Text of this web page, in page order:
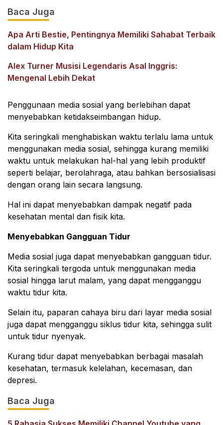
Baca Juga
Apa Arti Bestie, Pentingnya Memiliki Sahabat Terbaik
dalam Hidup Kita
Alex Turner Musisi Legendaris Asal Inggris:
Mengenal Lebih Dekat
Penggunaan media sosial yang berlebihan dapat
menyebabkan ketidakseimbangan hidup.
Kita seringkali menghabiskan waktu terlalu lama untuk
menggunakan media sosial, sehingga kurang memiliki
waktu untuk melakukan hal-hal yang lebih produktif
seperti belajar, berolahraga, atau bahkan bersosialisasi
dengan orang lain secara langsung.
Hal ini dapat menyebabkan dampak negatif pada
kesehatan mental dan fisik kita.
Menyebabkan Gangguan Tidur
Media sosial juga dapat menyebabkan gangguan tidur.
Kita seringkali tergoda untuk menggunakan media
sosial hingga larut malam, yang dapat mengganggu
waktu tidur kita.
Selain itu, paparan cahaya biru dari layar media sosial
juga dapat mengganggu siklus tidur kita, sehingga sulit
untuk tidur nyenyak.
Kurang tidur dapat menyebabkan berbagai masalah
kesehatan, termasuk kelelahan, kecemasan, dan
depresi.
Baca Juga